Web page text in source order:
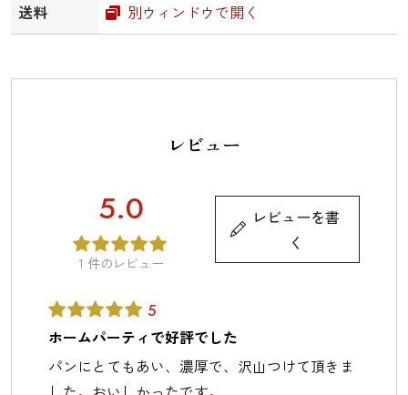
送料
別ウィンドウで開く
レビュー
5.0
1 件のレビュー
レビューを書
く
5
ホームパーティで好評でした
パンにとてもあい、濃厚で、沢山つけて頂きま